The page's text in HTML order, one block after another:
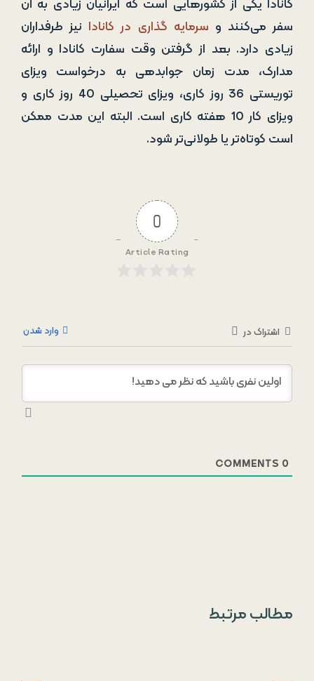
کانادا یکی از کشورهایی است که ایرانیان زیادی به آن
سفر می‌کنند و سرمایه گذاری در کانادا نیز طرفداران
زیادی دارد. بعد از گرفتن وقت سفارت کانادا و ارائه
مدارک، مدت زمان جوابدهی به درخواست ویزای
توریستی 36 روز کاری، ویزای تحصیلی 40 روز کاری و
ویزای کار 10 هفته کاری است. البته این مدت ممکن
است کوتاه‌تر یا طولانی‌تر شود.
0
Article Rating
اشتراک در وارد شدن
0
مطالب مرتبط